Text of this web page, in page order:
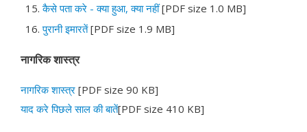
कैसे पता करे - क्या हुआ, क्या नहीं[PDF size 1.0 MB]
पुरानी इमारतें[PDF size 1.9 MB]
नागरिक शास्त्र
नागरिक शास्त्र [PDF size 90 KB]
याद करे पिछले साल की बातें[PDF size 410 KB]